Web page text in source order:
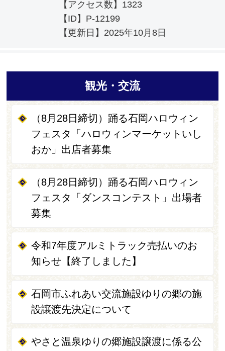
【アクセス数】 1323
【ID】 P-12199
【更新日】 2025年10月8日
観光・交流
（8月28日締切）踊る石岡ハロウィン
フェスタ「ハロウィンマーケットいし
おか」出店者募集
（8月28日締切）踊る石岡ハロウィン
フェスタ「ダンスコンテスト」出場者
募集
令和7年度アルミトラック売払いのお
知らせ【終了しました】
石岡市ふれあい交流施設ゆりの郷の施
設譲渡先決定について
やさと温泉ゆりの郷施設譲渡に係る公